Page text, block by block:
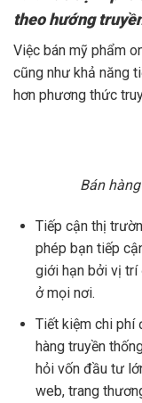
theo hướng
Việc bán mỹ phẩm
cũng như khả năng
hơn phương thức
Bán
Tiếp cận thị
phép bạn tiếp
giới hạn bởi vị trí
ở mọi nơi.
Tiết kiệm chi phí
hàng truyền
hỏi vốn đầu tư
web, trang